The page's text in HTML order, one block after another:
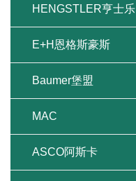
HENGSTLER亨士乐
E+H恩格斯豪斯
Baumer堡盟
MAC
ASCO阿斯卡